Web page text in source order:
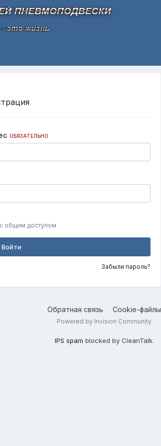
ОБЯЗАТЕЛЬНО
общим доступом
Войти
Забыли пароль?
Обратная связь Cookie-файлы
Powered by Invision Community
IPS spam blocked by CleanTalk.